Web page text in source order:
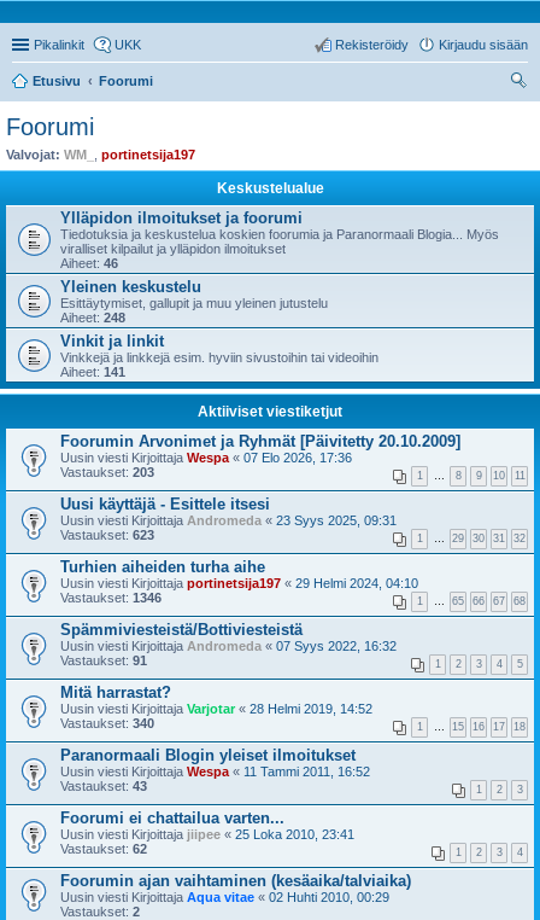
Pikalinkit UKK Kirjaudu sisään
Rekisteröidy
Etusivu
Foorumi
Foorumi
Valvojat: WM_ portinetsija197
Keskustelualue
Ylläpidon ilmoitukset ja foorumi
Tiedotuksia ja keskustelua koskien foorumia ja Paranormaali Blogia... Myös
viralliset kilpailut ja ylläpidon ilmoitukset
Aiheet: 46
Yleinen keskustelu
Esittäytymiset, gallupit ja muu yleinen jutustelu
Aiheet: 248
Vinkit ja linkit
Vinkkejä ja linkkejä esim. hyviin sivustoihin tai videoihin
Aiheet: 141
Aktiiviset viestiketjut
Foorumin Arvonimet ja Ryhmät [Päivitetty 20.10.2009]
Uusin viesti Kirjoittaja Wespa « 07 Elo 2026, 17:36
Vastaukset: 203 1 8 9 10 11
Uusi käyttäjä - Esittele itsesi
Uusin viesti Kirjoittaja Andromeda « 23 Syys 2025, 09:31
Vastaukset: 623 1 29 30 31 32
Turhien aiheiden turha aihe
Uusin viesti Kirjoittaja portinetsija197 « 29 Helmi 2024, 04:10
Vastaukset: 1346 1 65 66 67 68
Spämmiviesteistä/Bottiviesteistä
Uusin viesti Kirjoittaja Andromeda « 07 Syys 2022, 16:32
Vastaukset: 91 1 2 3 4 5
Mitä harrastat?
Uusin viesti Kirjoittaja Varjotar« 28 Helmi 2019, 14:52
Vastaukset: 340 1 15 16 17 18
Paranormaali Blogin yleiset ilmoitukset
Uusin viesti Kirjoittaja Wespa « 11 Tammi 2011, 16:52
Vastaukset: 43 1 2 3
Foorumi ei chattailua varten...
Uusin viesti Kirjoittaja jiipee « 25 Loka 2010, 23:41
Vastaukset: 62 1 2 3 4
Foorumin ajan vaihtaminen (kesäaika/talviaika)
Uusin viesti Kirjoittaja Aqua vitae « 02 Huhti 2010, 00:29
Vastaukset: 2